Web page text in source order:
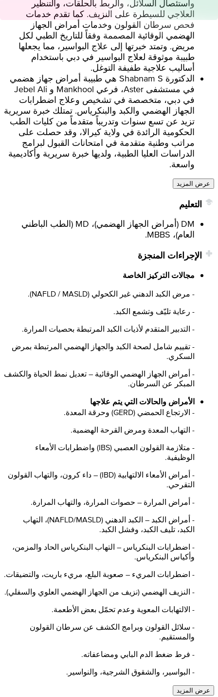
واستئصال السلائل، والربط بالحلقات، والتنظير
العلاجي للسيطرة على النزيف. كما تقدم خدمات
فحص سرطان القولون وخدمات أمراض الجهاز
الهضمي الوقائية المصممة وفقاً للتاريخ الطبي لكل
مريض. وتمتد خبرتها إلى علاج البواسير، مما يجعلها
طبيبة موثوقة لعلاج البواسير في دبي باستخدام
أساليب علاجية طفيفة التوغل.
الدكتورة Shabnam S هي طبيبة أمراض جهاز هضمي
في مستشفى Aster، فرعي Mankhool و Jebel Ali
في دبي، متخصصة في تشخيص وعلاج اضطرابات
الجهاز الهضمي والكبد والبنكرياس. تمتلك خبرة سريرية
تزيد عن تسع سنوات وتدريباً متقدماً من كليات الطب
الحكومية الرائدة في ولاية كيرالا، وقد حصلت على
مراتب وطنية متقدمة في امتحانات القبول لبرامج
الدراسات العليا الطبية، ولديها خبرة سريرية وأكاديمية
واسعة.
عرض المزيد
التعليم
DM (أمراض الجهاز الهضمي)، MD (الطب الباطني
العام)، MBBS.
الإجراءات المنجزة
مجالات التركيز الخاصة
- مرض الكبد الدهني غير الكحولي (NAFLD / MASLD).
- رعاية تليّف وتشمع الكبد.
- التدبير المتقدم لأذيات الكبد المرتبطة بحصيات المرارة.
- تقييم شامل لصحة الكبد والجهاز الهضمي المرتبطة بمرض
السكري.
- أمراض الجهاز الهضمي الوقائية – تعديل نمط الحياة والكشف
المبكر عن السرطان.
الأمراض والحالات التي يتم علاجها
- الارتجاع الحمضي (GERD) وحرقة المعدة.
- التهاب المعدة ومرض القرحة الهضمية.
- متلازمة القولون العصبي (IBS) واضطرابات الأمعاء
الوظيفية.
- أمراض الأمعاء الالتهابية (IBD) – داء كرون، والتهاب القولون
التقرحي.
- أمراض المرارة – حصوات المرارة، والتهاب المرارة.
- أمراض الكبد – الكبد الدهني (NAFLD/MASLD)، التهاب
الكبد، تليف الكبد، وفشل الكبد.
- اضطرابات البنكرياس – التهاب البنكرياس الحاد والمزمن،
وأكياس البنكرياس.
- اضطرابات المريء – صعوبة البلع، مريء باريت، والتضيقات.
- النزيف الهضمي (نزيف من الجهاز الهضمي العلوي والسفلي).
- الالتهابات المعوية وعدم تحمّل بعض الأطعمة.
- سلائل القولون وبرامج الكشف عن سرطان القولون
والمستقيم.
- فرط ضغط الدم البابي ومضاعفاته.
- البواسير، والشقوق الشرجية، والنواسير.
عرض المزيد